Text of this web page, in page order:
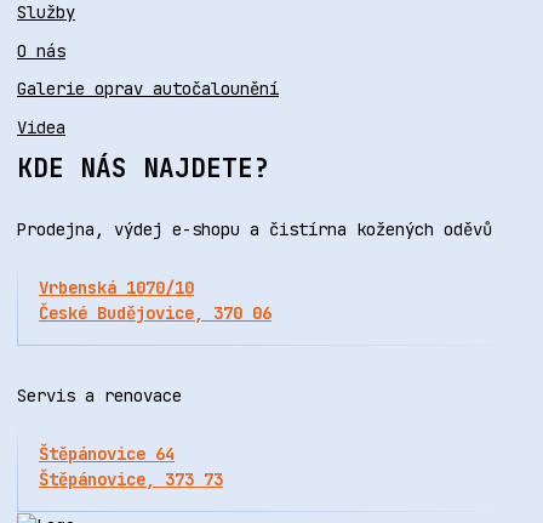
Služby
O nás
Galerie oprav autočalounění
Videa
KDE NÁS NAJDETE?
Prodejna, výdej e-shopu a čistírna kožených oděvů
Vrbenská 1070/10
České Budějovice, 370 06
Servis a renovace
Štěpánovice 64
Štěpánovice, 373 73